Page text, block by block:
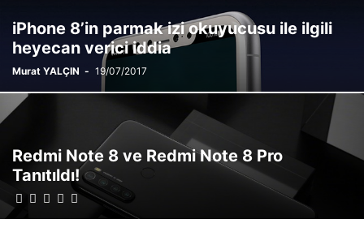
iPhone 8’in parmak izi okuyucusu ile ilgili
heyecan verici iddia
Murat YALÇIN - 19/07/2017
Redmi Note 8 ve Redmi Note 8 Pro
Tanıtıldı!